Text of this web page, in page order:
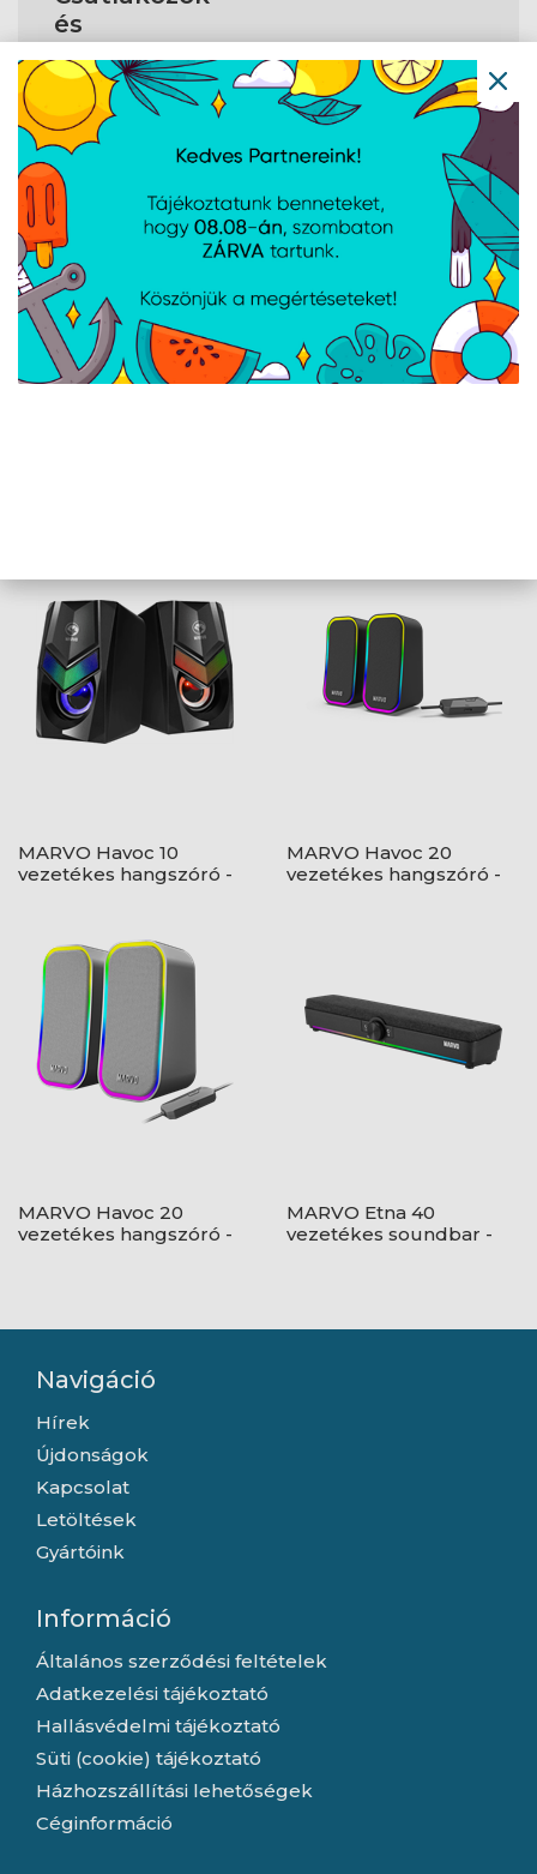
és
csatlakozási
felületek
Kapcsolódási
technológia
Vezetékes
Bluetooth
Nem
Fejhallgató
kimenetek
1
Bemenő vonal Igen
MARVO Havoc 10
vezetékes hangszóró -
MARVO Havoc 20
vezetékes hangszóró -
MARVO Havoc 20
vezetékes hangszóró -
MARVO Etna 40
vezetékes soundbar -
Navigáció
Hírek
Újdonságok
Kapcsolat
Letöltések
Gyártóink
Információ
Általános szerződési feltételek
Adatkezelési tájékoztató
Hallásvédelmi tájékoztató
Süti (cookie) tájékoztató
Házhozszállítási lehetőségek
Céginformáció